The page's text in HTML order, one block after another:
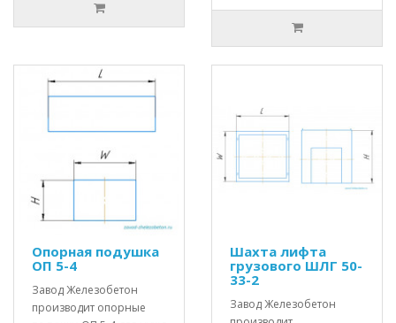
Опорная подушка
ОП 5-4
Завод Железобетон
производит опорные
Шахта лифта
грузового ШЛГ 50-
33-2
Завод Железобетон